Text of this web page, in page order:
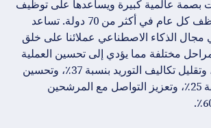
عالمية كبيرة ويساعدها على توظيف
أكثر من 60،000 موظف كل عام في أكثر من 70 دولة. تساعد
الذكاء الاصطناعي عملائنا على خلق
مختلفة مما يؤدي إلى تحسين العملية
بنسبة تزيد عن 60٪، وتقليل تكاليف التوريد بنسبة 37٪، وتحسين
وقت التوظيف بنسبة 25٪، وتعزيز التواصل مع المرشحين